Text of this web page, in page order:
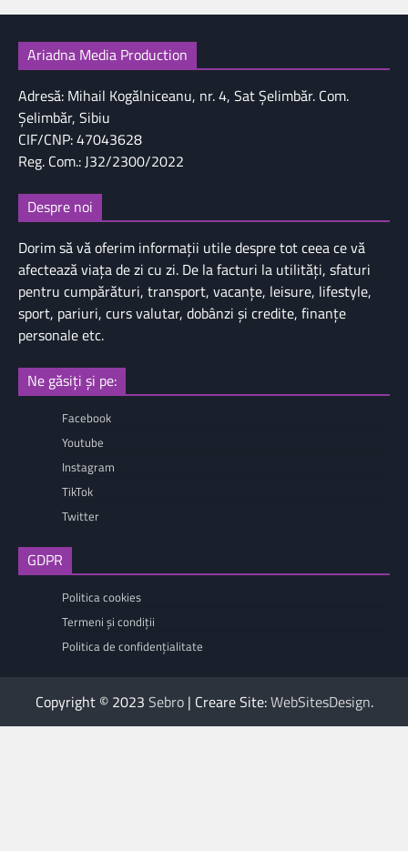
Ariadna Media Production
Adresă: Mihail Kogălniceanu, nr. 4, Sat Şelimbăr. Com.
Şelimbăr, Sibiu
CIF/CNP: 47043628
Reg. Com.: J32/2300/2022
Despre noi
Dorim să vă oferim informaţii utile despre tot ceea ce vă
afectează viaţa de zi cu zi. De la facturi la utilităţi, sfaturi
pentru cumpărături, transport, vacanţe, leisure, lifestyle,
sport, pariuri, curs valutar, dobânzi şi credite, finanţe
personale etc.
Ne găsiți și pe:
Facebook
Youtube
Instagram
TikTok
Twitter
GDPR
Politica cookies
Termeni și condiții
Politica de confidențialitate
Copyright © 2023 Sebro| Creare Site:WebSitesDesign.